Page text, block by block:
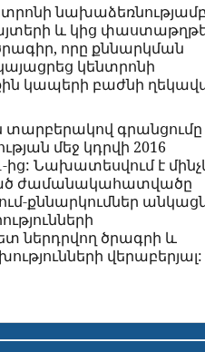
և կից
որը քննարկման
կենտրոնի
կապերի բաժնի
տարբերակով գրանցումը
մեջ կդրվի 2016
ից: Նախատեսվում է
ժամանակահատվածը
քննարկումներ
ներդրվող ծրագրի և
վերաբերյալ: